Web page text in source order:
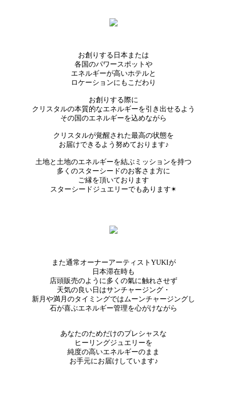
お創りする日本または
各国のパワースポットや
エネルギーが高いホテルと
ロケーションにもこだわり
お創りする際に
クリスタルの本質的なエネルギーを引き出せるよう
その国のエネルギーを込めながら
クリスタルが覚醒された最高の状態を
お届けできるよう努めております♪
土地と土地のエネルギーを結ぶミッションを持つ
多くのスターシードのお客さま方に
ご縁を頂いております
スターシードジュエリーでもあります✴︎
また通常オーナーアーティストYUKIが
日本滞在時も
店頭販売のように多くの氣に触れさせず
天気の良い日はサンチャージング・
新月や満月のタイミングではムーンチャージングし
石が喜ぶエネルギー管理を心がけながら
あなたのためだけのプレシャスな
ヒーリングジュエリーを
純度の高いエネルギーのまま
お手元にお届けしています♪